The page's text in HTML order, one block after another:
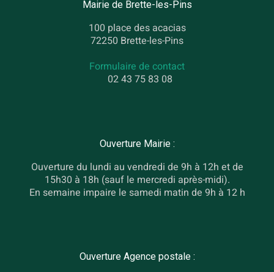
Mairie de Brette-les-Pins
100 place des acacias
72250 Brette-les-Pins
Formulaire de contact
02 43 75 83 08
Ouverture Mairie :
Ouverture du lundi au vendredi de 9h à 12h et de
15h30 à 18h (sauf le mercredi après-midi).
En semaine impaire le samedi matin de 9h à 12 h
Ouverture Agence postale :